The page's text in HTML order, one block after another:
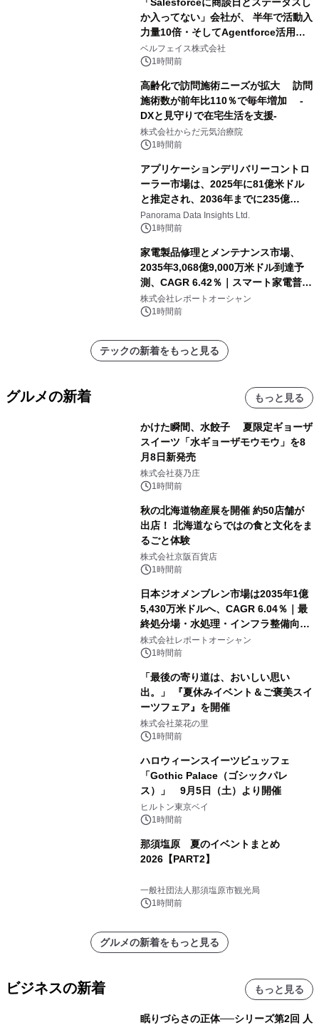
か入ってない」会社が、 半年で活動入
力量10倍・そしてAgentforce活用へ
── 敷島住宅×bellSalesAI事例公開
ベルフェイス株式会社
1時間前
高齢化で訪問施術ニーズが拡大 訪問
施術数が前年比110％で毎年増加 -
DXと見守りで在宅生活を支援-
株式会社からだ元気治療院
1時間前
アプリケーションデリバリーコントロ
ーラー市場は、2025年に81億米ドル
と推定され、2036年までに235億
8,000万米ドルに達すると予測されて
おり、予測期間（2026年～2036年）
Panorama Data Insights Ltd.
1時間前
家電製品修理とメンテナンス市場、
2035年3,068億9,000万米ドル到達予
測、CAGR 6.42％｜スマート家電普
及・循環型経済・メンテナンス需要拡
大が成長を加速
株式会社レポートオーシャン
1時間前
テックの新着をもっと見る
グルメの新着 もっと見る
かけた瞬間、水餃子 夏限定ギョーザ
スイーツ「水ギョーザモウモウ」を8
月8日新発売
株式会社葵乃庄
1時間前
秋の北海道物産展を開催 約50店舗が
出店！ 北海道ならではの食と文化をま
るごと体験
株式会社京阪百貨店
1時間前
日本ジオメンブレン市場は2035年1億
5,430万米ドルへ、CAGR 6.04％｜最
終処分場・水処理・インフラ整備向け
需要拡大
株式会社レポートオーシャン
1時間前
「最後の寄り道は、おいしい思い
出。」 『夏休みイベント＆ご褒美スイ
ーツフェア』を開催
株式会社菜花の里
1時間前
ハロウィーンスイーツビュッフェ
「Gothic Palace（ゴシックパレ
ス）」 9月5日（土）より開催
ヒルトン東京ベイ
1時間前
那須塩原 夏のイベントまとめ
2026【PART2】
一般社団法人那須塩原市観光局
1時間前
グルメの新着をもっと見る
ビジネスの新着 もっと見る
眠りづらさの正体──シリーズ第2回 人